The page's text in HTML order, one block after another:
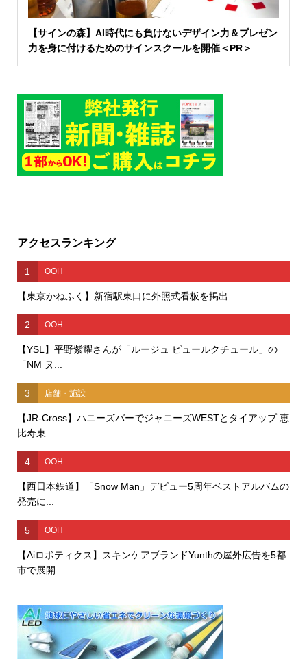
【サインの森】AI時代にも負けないデザイン力＆プレゼン
力を身に付けるためのサインスクールを開催＜PR＞
アクセスランキング
1 OOH
【東京かねふく】新宿駅東口に外照式看板を掲出
2 OOH
【YSL】平野紫耀さんが「ルージュ ピュールクチュール」の
「NM ヌ...
3 店舗・施設
【JR-Cross】ハニーズバーでジャニーズWESTとタイアップ 恵
比寿東...
4 OOH
【西日本鉄道】「Snow Man」デビュー5周年ベストアルバムの
発売に...
5 OOH
【Aiロボティクス】スキンケアブランドYunthの屋外広告を5都
市で展開